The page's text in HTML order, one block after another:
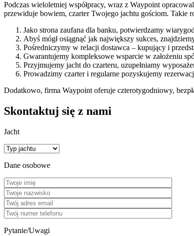
Podczas wieloletniej współpracy, wraz z Waypoint
przewiduje bowiem, czarter Twojego jachtu gościom. Takie
Jako strona zaufana dla banku, potwierdzamy
Abyś mógł osiągnąć jak największy sukces,
Pośredniczymy w relacji dostawca – kupujący i
Gwarantujemy kompleksowe wsparcie w założeniu
Przyjmujemy jacht do czarteru, uzupełniamy
Prowadzimy czarter i regularne pozyskujemy
Dodatkowo, firma Waypoint oferuje czterotygodniowy,
Skontaktuj się z nami
Jacht
Dane osobowe
Pytanie/Uwagi